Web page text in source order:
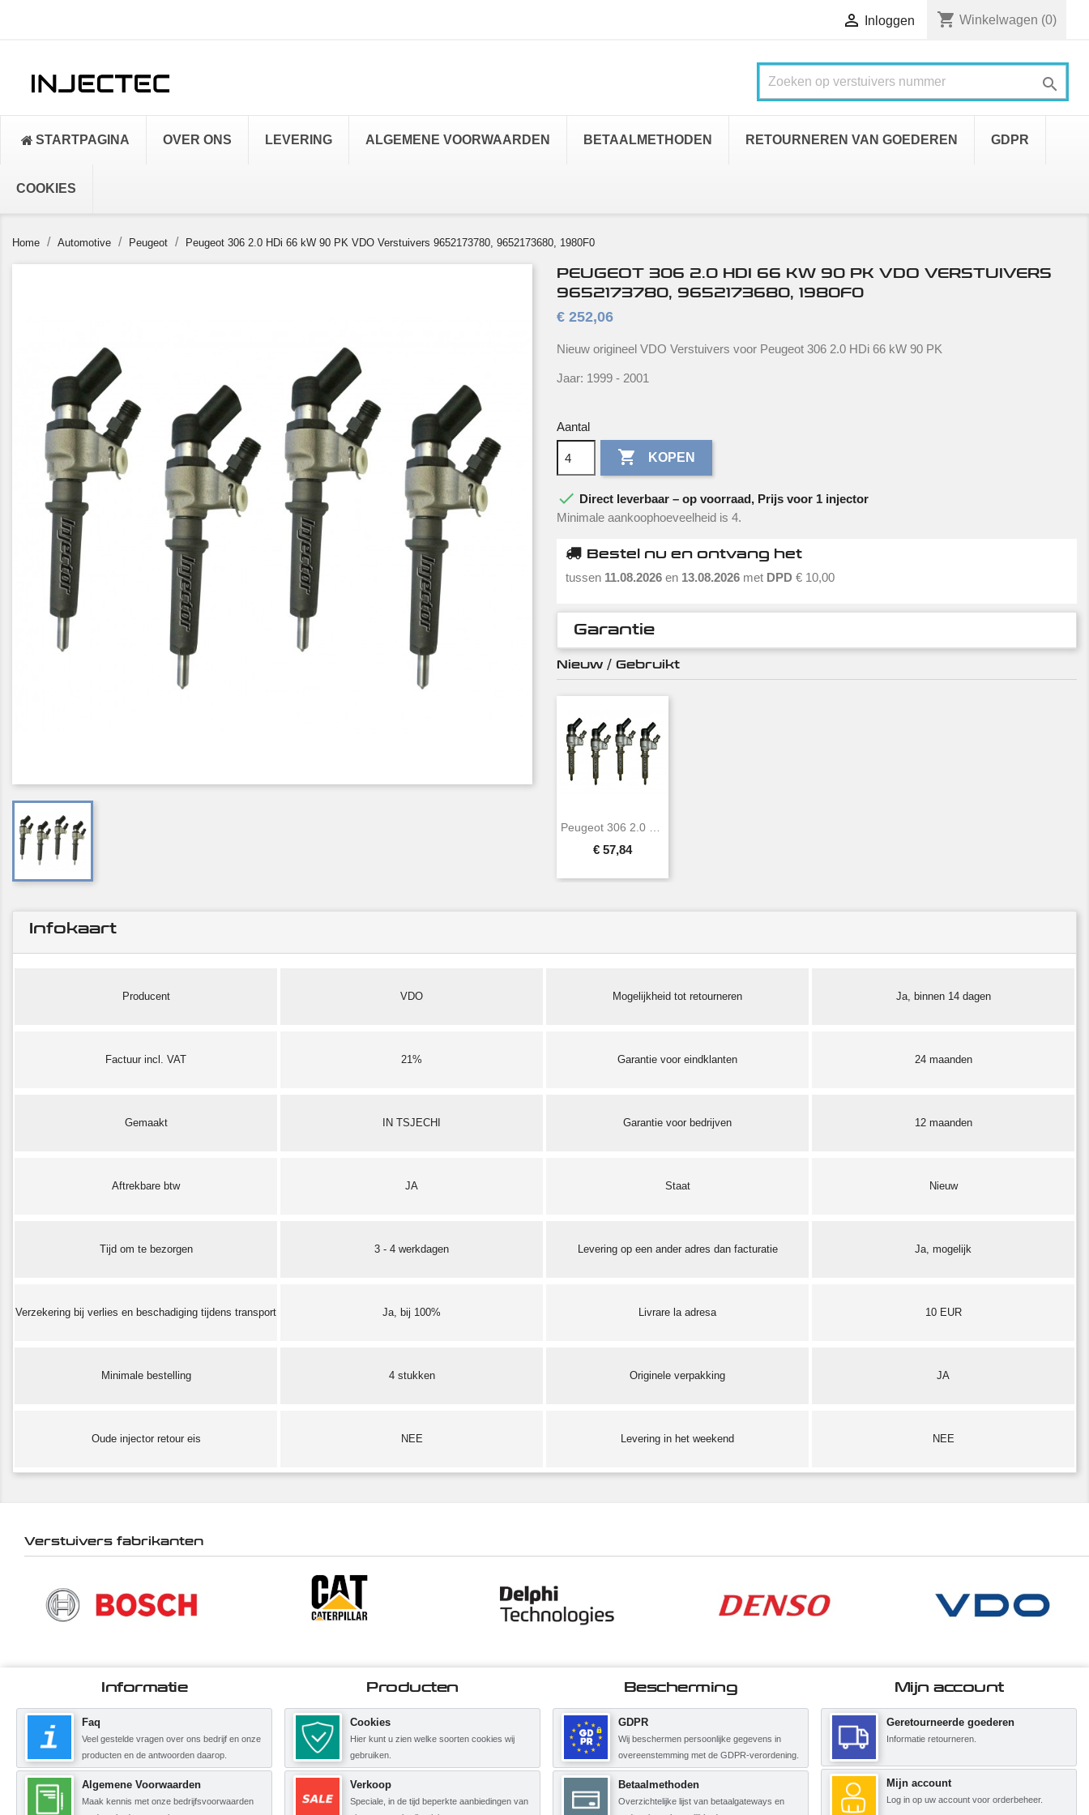
 Inloggen shopping_cart Winkelwagen (0)

STARTPAGINA OVER ONS LEVERING ALGEMENE VOORWAARDEN BETAALMETHODEN RETOURNEREN VAN GOEDEREN GDPR
COOKIES
Home Automotive Peugeot Peugeot 306 2.0 HDi 66 kW 90 PK VDO Verstuivers 9652173780, 9652173680, 1980F0
PEUGEOT 306 2.0 HDI 66 KW 90 PK VDO VERSTUIVERS
9652173780, 9652173680, 1980F0
€ 252,06
Nieuw origineel VDO Verstuivers voor Peugeot 306 2.0 HDi 66 kW 90 PK
Jaar: 1999 - 2001
Aantal
 KOPEN
 Direct leverbaar – op voorraad, Prijs voor 1 injector
Minimale aankoophoeveelheid is 4.
Bestel nu en ontvang het
tussen 11.08.2026 en 13.08.2026 met DPD € 10,00
Garantie
Nieuw / Gebruikt
€ 57,84
Infokaart
Producent VDO Mogelijkheid tot retourneren Ja, binnen 14 dagen
Factuur incl. VAT 21% Garantie voor eindklanten 24 maanden
Gemaakt IN TSJECHI Garantie voor bedrijven 12 maanden
Aftrekbare btw JA Staat Nieuw
Tijd om te bezorgen 3 - 4 werkdagen Levering op een ander adres dan facturatie Ja, mogelijk
Verzekering bij verlies en beschadiging tijdens transport Ja, bij 100% Livrare la adresa 10 EUR
Minimale bestelling 4 stukken Originele verpakking JA
Oude injector retour eis NEE Levering in het weekend NEE
Verstuivers fabrikanten
Informatie
Faq
Veel gestelde vragen over ons bedrijf en onze
producten en de antwoorden daarop.
Algemene Voorwaarden
Maak kennis met onze bedrijfsvoorwaarden
Producten
Cookies
Hier kunt u zien welke soorten cookies wij
gebruiken.
Verkoop
Speciale, in de tijd beperkte aanbiedingen van
Bescherming
GDPR
Wij beschermen persoonlijke gegevens in
overeenstemming met de GDPR-verordening.
Betaalmethoden
Overzichtelijke lijst van betaalgateways en
Mijn account
Geretourneerde goederen
Informatie retourneren.
Mijn account
Log in op uw account voor orderbeheer.